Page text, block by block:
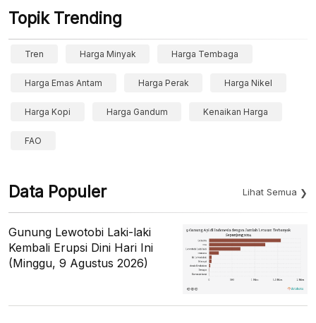
Topik Trending
Tren Harga Minyak Harga Tembaga
Harga Emas Antam Harga Perak Harga Nikel
Harga Kopi Harga Gandum Kenaikan Harga
FAO
Data Populer Lihat Semua
Gunung Lewotobi Laki-laki
Kembali Erupsi Dini Hari Ini
(Minggu, 9 Agustus 2026)